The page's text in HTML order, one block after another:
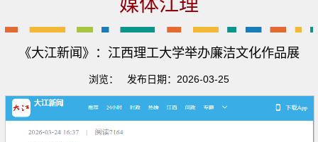
媒体江理
《大江新闻》：江西理工大学举办廉洁文化作品展
浏览： 发布日期：2026-03-25